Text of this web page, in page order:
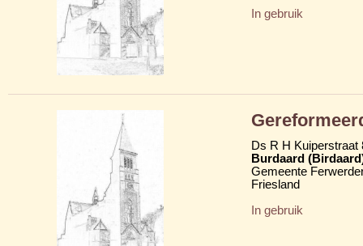
In gebruik
Ds R H Kuiperstraat
Burdaard
Gemeente
Friesland
In gebruik